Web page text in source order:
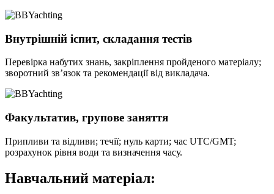
Внутрішній іспит, складання тестів
Перевірка набутих знань, закріплення пройденого матеріалу;
зворотний зв’язок та рекомендації від викладача.
Факультатив, групове заняття
Припливи та відливи; течії; нуль карти; час UTC/GMT;
розрахунок рівня води та визначення часу.
Навчальний матеріал: